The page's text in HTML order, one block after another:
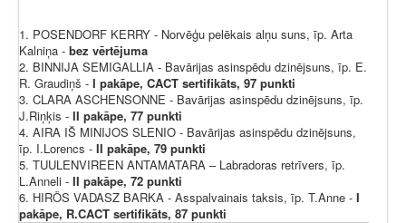
1. POSENDORF KERRY - Norvēģu pelēkais alņu suns, īp. Arta
Kalniņa - bez vērtējuma
2. BINNIJA SEMIGALLIA - Bavārijas asinspēdu dzinējsuns, īp. E.
R. Graudiņš - I pakāpe, CACT sertifikāts, 97 punkti
3. CLARA ASCHENSONNE - Bavārijas asinspēdu dzinējsuns, īp.
J.Riņķis - II pakāpe, 77 punkti
4. AIRA IŠ MINIJOS SLENIO - Bavārijas asinspēdu dzinējsuns,
īp. I.Lorencs - II pakāpe, 79 punkti
5. TUULENVIREEN ANTAMATARA – Labradoras retrīvers, īp.
L.Anneli - II pakāpe, 72 punkti
6. HIRÖS VADASZ BARKA - Asspalvainais taksis, īp. T.Anne - I
pakāpe, R.CACT sertifikāts, 87 punkti